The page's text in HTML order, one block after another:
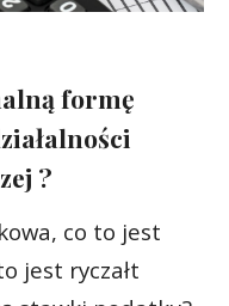
formę
?
co to jest
jest ryczałt